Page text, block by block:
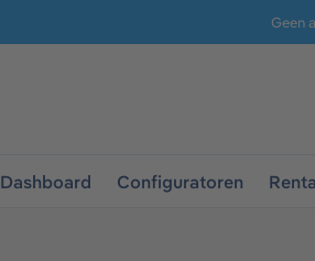
Ga naar navigatie B2B-platformGeen
Dashboard Configuratoren